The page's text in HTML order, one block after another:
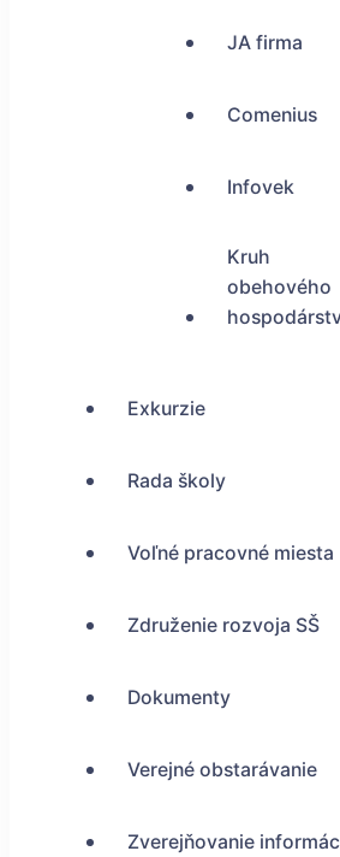
ŠUP Tokajícka
JA firma
Comenius
Infovek
Kruh
obehového
Exkurzie
Rada školy
Voľné pracovné miesta
Združenie rozvoja SŠ
Dokumenty
Verejné obstarávanie
Zverejňovanie